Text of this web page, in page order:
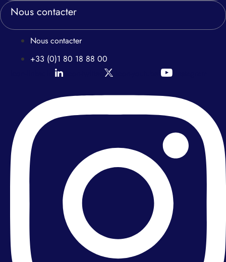
Nous contacter
Nous contacter
+33 (0)1 80 18 88 00